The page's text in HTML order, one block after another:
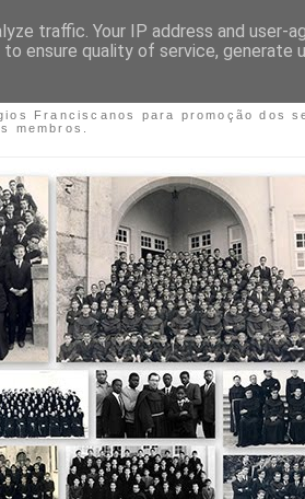
ALUNOS DOS
Franciscanos para promoção dos
membros.
traffic. Your IP address and user-
ensure quality of service, generate